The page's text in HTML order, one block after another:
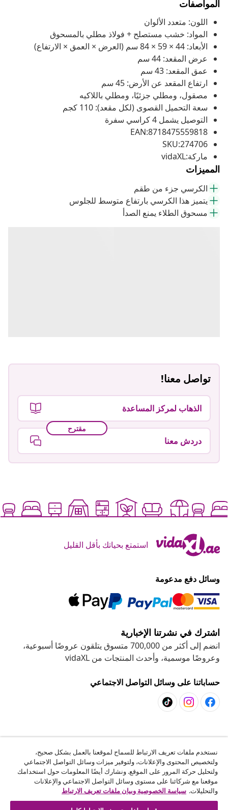
المواصفات
اللون: متعدد الألوان
المواد: خشب مستصلح + فولاذ مطلي بالمسحوق
الأبعاد: 44 × 59 × 84 سم (العرض × العمق × الارتفاع)
عرض المقعد: 44 سم
عمق المقعد: 43 سم
ارتفاع المقعد عن الأرض: 45 سم
مصقول، ومطلي جزئيًا، ومطلي باللاكيه
سعة التحميل القصوى (لكل مقعد): 110 كجم
التوصيل يشمل 4 كراسي سفرة
EAN:8718475559818
SKU:274706
ماركة:vidaXL
المميزات
الكرسي جزء من طقم
يتميز هذا الكرسي بارتفاع متوسط للجلوس
مسحوق الطلاء يمنع الصدأ
تواصل معنا!
الذهاب لمركز المساعدة
مقترح
دردش معنا
استمتع بحياتك بأقل القليل
وسائل دفع مدعومة
اشترك في نشرتنا الإخبارية
انضم إلى أكثر من 700,000 متسوق يتلقون عروضًا أسبوعية،
وعروضًا موسمية، وأحدث المنتجات من vidaXL
حساباتنا على وسائل التواصل الاجتماعي
المشاريع
vidaXL
نستخدم ملفات تعريف الارتباط للسماح لموقعنا بالعمل بشكل صحيح،
ولتخصيص المحتوى والإعلانات، ولتوفير ميزات وسائل التواصل الاجتماعي
ولتحليل حركة المرور على الموقع. ونشارك أيضًا المعلومات حول استخدامك
موقعنا مع شركائنا على مستوى وسائل التواصل الاجتماعي والإعلانات
والتحليلات. سياسة الخصوصية وبيان ملفات تعريف الارتباط